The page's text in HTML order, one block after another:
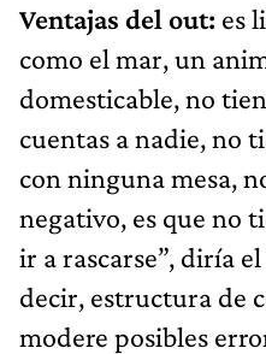
Ventajas del out: es
como el mar, un
domesticable, no
cuentas a nadie, no
con ninguna mesa,
negativo, es que no
ir a rascarse”, diría
decir, estructura de
modere posibles